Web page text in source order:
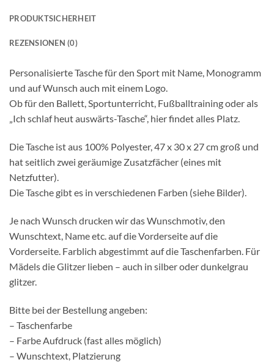
PRODUKTSICHERHEIT
REZENSIONEN (0)
Personalisierte Tasche für den Sport mit Name, Monogramm
und auf Wunsch auch mit einem Logo.
Ob für den Ballett, Sportunterricht, Fußballtraining oder als
„Ich schlaf heut auswärts-Tasche“, hier findet alles Platz.
Die Tasche ist aus 100% Polyester, 47 x 30 x 27 cm groß und
hat seitlich zwei geräumige Zusatzfächer (eines mit
Netzfutter).
Die Tasche gibt es in verschiedenen Farben (siehe Bilder).
Je nach Wunsch drucken wir das Wunschmotiv, den
Wunschtext, Name etc. auf die Vorderseite auf die
Vorderseite. Farblich abgestimmt auf die Taschenfarben. Für
Mädels die Glitzer lieben – auch in silber oder dunkelgrau
glitzer.
Bitte bei der Bestellung angeben:
– Taschenfarbe
– Farbe Aufdruck (fast alles möglich)
– Wunschtext, Platzierung